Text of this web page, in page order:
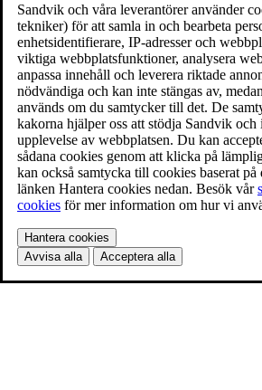
Sandvik och våra leverantörer använder
tekniker) för att samla in och bearbeta
enhetsidentifierare, IP-adresser och
viktiga webbplatsfunktioner, analysera
anpassa innehåll och leverera riktade
nödvändiga och kan inte stängas av,
används om du samtycker till det. De
kakorna hjälper oss att stödja Sandvik
upplevelse av webbplatsen. Du kan
sådana cookies genom att klicka på
kan också samtycka till cookies baserat på
länken Hantera cookies nedan. Besök vår
cookies för mer information om hur vi
Hantera cookies
Avvisa alla
Acceptera alla